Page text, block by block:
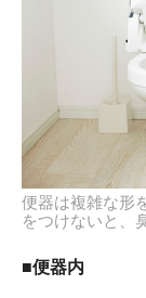
便器は複雑な形
をつけないと、
■便器内